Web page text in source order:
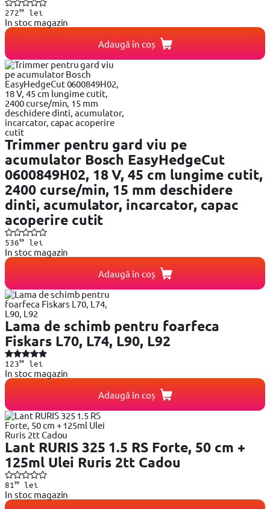
27299lei
In stoc magazin
Adaugă în coș
Trimmer pentru gard viu pe
acumulator Bosch EasyHedgeCut
0600849H02, 18 V, 45 cm lungime cutit,
2400 curse/min, 15 mm deschidere
dinti, acumulator, incarcator, capac
acoperire cutit
53699lei
In stoc magazin
Adaugă în coș
Lama de schimb pentru foarfeca
Fiskars L70, L74, L90, L92
12399lei
In stoc magazin
Adaugă în coș
Lant RURIS 325 1.5 RS Forte, 50 cm +
125ml Ulei Ruris 2tt Cadou
81 99lei
In stoc magazin